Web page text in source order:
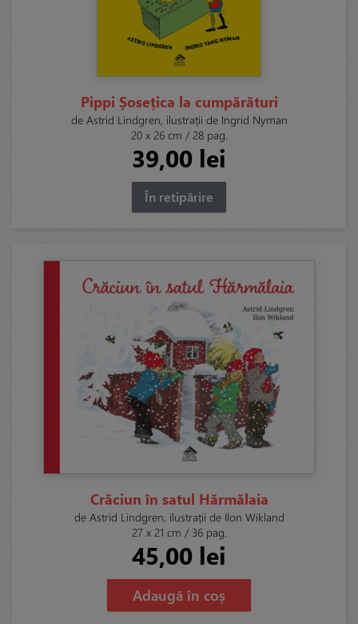
Pippi Șosețica la cumpărături
de Astrid Lindgren, ilustrații de Ingrid Nyman
20 x 26 cm / 28 pag.
39,00 lei
În retipărire
Crăciun în satul Hărmălaia
de Astrid Lindgren, ilustrații de Ilon Wikland
27 x 21 cm / 36 pag.
45,00 lei
Adaugă în coș